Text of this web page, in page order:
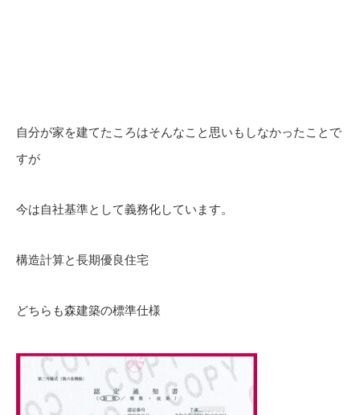
自分が家を建てたころはそんなこと思いもしなかったことで
すが
今は自社基準として義務化しています。
構造計算と長期優良住宅
どちらも森建築の標準仕様